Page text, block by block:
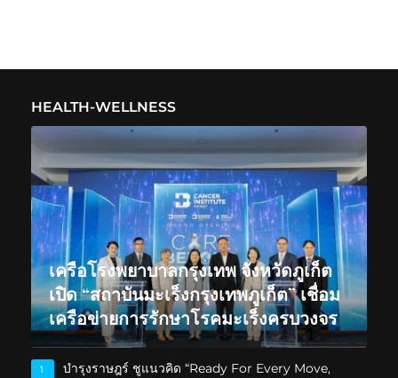
HEALTH-WELLNESS
เครือโรงพยาบาลกรุงเทพ จังหวัดภูเก็ต
เปิด “สถาบันมะเร็งกรุงเทพภูเก็ต” เชื่อม
เครือข่ายการรักษาโรคมะเร็งครบวงจร
1
บำรุงราษฎร์ ชูแนวคิด “Ready For Every Move,